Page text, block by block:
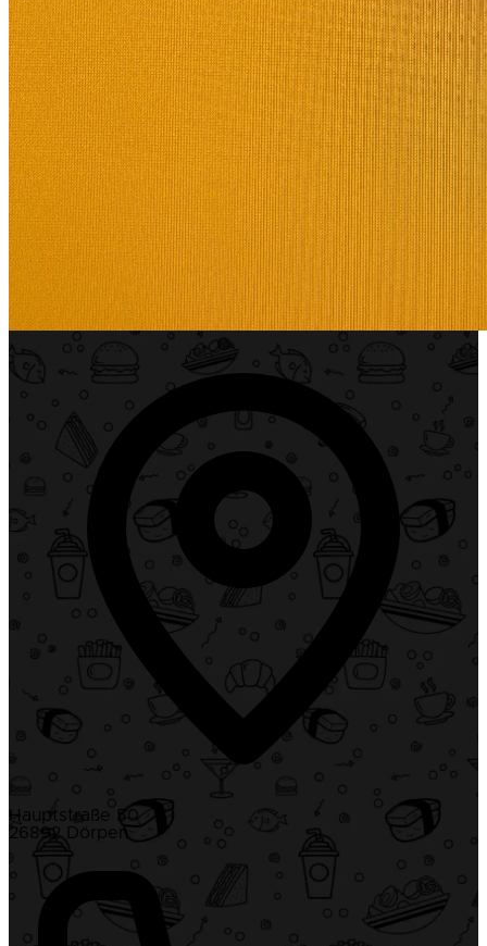
Hauptstraße 50
26892 Dörpen